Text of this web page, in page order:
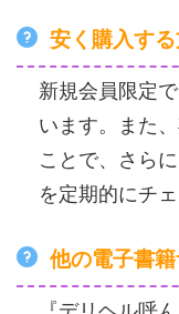
安く購入す
新規会員限定で
います。また
ことで、さら
を定期的にチ
他の電子書